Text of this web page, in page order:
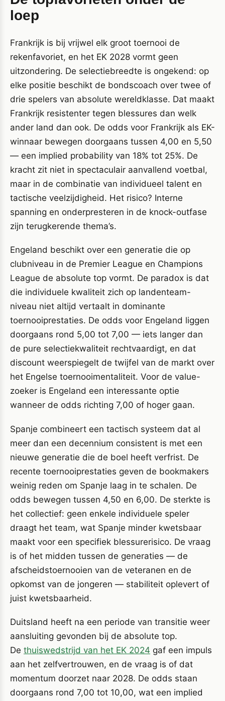
loep
Frankrijk is bij vrijwel elk groot toernooi de
rekenfavoriet, en het EK 2028 vormt geen
uitzondering. De selectiebreedte is ongekend: op
elke positie beschikt de bondscoach over twee of
drie spelers van absolute wereldklasse. Dat maakt
Frankrijk resistenter tegen blessures dan welk
ander land dan ook. De odds voor Frankrijk als EK-
winnaar bewegen doorgaans tussen 4,00 en 5,50
— een implied probability van 18% tot 25%. De
kracht zit niet in spectaculair aanvallend voetbal,
maar in de combinatie van individueel talent en
tactische veelzijdigheid. Het risico? Interne
spanning en onderpresteren in de knock-outfase
zijn terugkerende thema’s.
Engeland beschikt over een generatie die op
clubniveau in de Premier League en Champions
League de absolute top vormt. De paradox is dat
die individuele kwaliteit zich op landenteam-
niveau niet altijd vertaalt in dominante
toernooiprestaties. De odds voor Engeland liggen
doorgaans rond 5,00 tot 7,00 — iets langer dan
de pure selectiekwaliteit rechtvaardigt, en dat
discount weerspiegelt de twijfel van de markt over
het Engelse toernooimentaliteit. Voor de value-
zoeker is Engeland een interessante optie
wanneer de odds richting 7,00 of hoger gaan.
Spanje combineert een tactisch systeem dat al
meer dan een decennium consistent is met een
nieuwe generatie die de boel heeft verfrist. De
recente toernooiprestaties geven de bookmakers
weinig reden om Spanje laag in te schalen. De
odds bewegen tussen 4,50 en 6,00. De sterkte is
het collectief: geen enkele individuele speler
draagt het team, wat Spanje minder kwetsbaar
maakt voor een specifiek blessurerisico. De vraag
is of het midden tussen de generaties — de
afscheidstoernooien van de veteranen en de
opkomst van de jongeren — stabiliteit oplevert of
juist kwetsbaarheid.
Duitsland heeft na een periode van transitie weer
aansluiting gevonden bij de absolute top.
De thuiswedstrijd van het EK 2024 gaf een impuls
aan het zelfvertrouwen, en de vraag is of dat
momentum doorzet naar 2028. De odds staan
doorgaans rond 7,00 tot 10,00, wat een implied